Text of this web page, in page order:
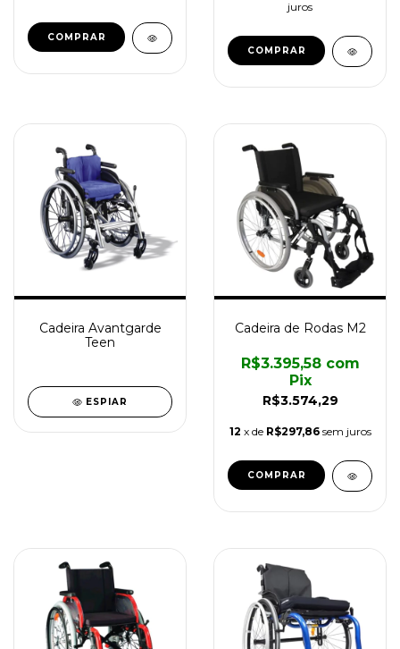
COMPRAR
juros
Cadeira Avantgarde
Teen
ESPIAR
Cadeira de Rodas M2
R$3.574,29
R$3.395,58 com
Pix
12 x de R$297,86 sem juros
COMPRAR